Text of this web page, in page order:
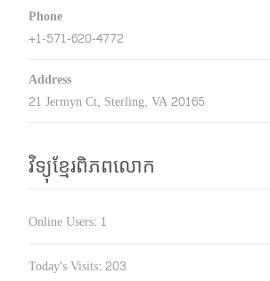
Phone
+1-571-620-4772
Address
21 Jermyn Ct, Sterling, VA 20165
វិទ្យុខ្មែរពិភពលោក
Online Users: 1
Today's Visits: 203